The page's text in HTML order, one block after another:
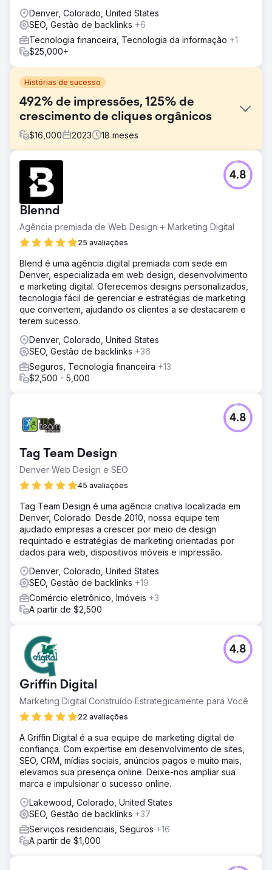
Denver, Colorado, United States
SEO, Gestão de backlinks +6
Tecnologia financeira, Tecnologia da informação +1
$25,000+
Histórias de sucesso
492% de impressões, 125% de
crescimento de cliques orgânicos
$16,000 2023 18 meses
Desafio
A marca precisava aumentar a visibilidade digital e atrair
mais clientes para suas filiais locais. No entanto, o site não
tinha páginas de categoria adequadas, sofria com baixa
velocidade e tinha pouca estratégia de SEO local ou
conteúdo. A natureza competitiva do setor também
dificultava o ranqueamento para palavras-chave de alta
intenção sem um roteiro de SEO claro e consistente.
Solução
Lançamos uma estratégia completa de SEO, abrangendo
auditorias técnicas, otimizações on-page, melhorias na
velocidade do site e links internos. Criamos páginas
dedicadas de categorias e blogs com base em pesquisa
estratégica de palavras-chave. Um ciclo contínuo de
produção de conteúdo e monitoramento da concorrência
nos permitiu ajustar o roteiro conforme a autoridade e a
visibilidade do site evoluíam.
Resultado
A visibilidade melhorou 1,21% e o ranqueamento médio
por palavras-chave aumentou mais de 33%. Com mais de
70 posts de blog e mais de 10 landing pages publicadas,
a marca agora está ranqueada para 13 novas palavras-
chave, superando muitos concorrentes nos resultados de
busca locais e por categoria.
Blennd
Agência premiada de Web Design + Marketing Digital
25 avaliações
4.8
Blend é uma agência digital premiada com sede em
Denver, especializada em web design, desenvolvimento
e marketing digital. Oferecemos designs personalizados,
tecnologia fácil de gerenciar e estratégias de marketing
que convertem, ajudando os clientes a se destacarem e
terem sucesso.
Denver, Colorado, United States
SEO, Gestão de backlinks +36
Seguros, Tecnologia financeira +13
$2,500 - 5,000
Tag Team Design
Denver Web Design e SEO
45 avaliações
4.8
Tag Team Design é uma agência criativa localizada em
Denver, Colorado. Desde 2010, nossa equipe tem
ajudado empresas a crescer por meio de design
requintado e estratégias de marketing orientadas por
dados para web, dispositivos móveis e impressão.
Denver, Colorado, United States
SEO, Gestão de backlinks +19
Comércio eletrônico, Imóveis +3
A partir de $2,500
Griffin Digital
Marketing Digital Construído Estrategicamente para Você
22 avaliações
4.8
A Griffin Digital é a sua equipe de marketing digital de
confiança. Com expertise em desenvolvimento de sites,
SEO, CRM, mídias sociais, anúncios pagos e muito mais,
elevamos sua presença online. Deixe-nos ampliar sua
marca e impulsionar o sucesso online.
Lakewood, Colorado, United States
SEO, Gestão de backlinks +37
Serviços residenciais, Seguros +16
A partir de $1,000